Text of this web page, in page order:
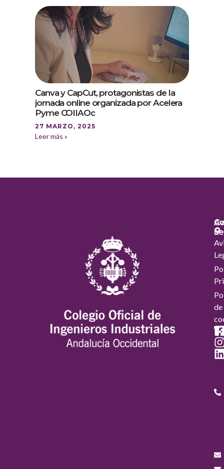
Canva y CapCut, protagonistas de la
jornada online organizada por Acelera
Pyme COIIAOc
27 MARZO, 2025
Leer más »
de